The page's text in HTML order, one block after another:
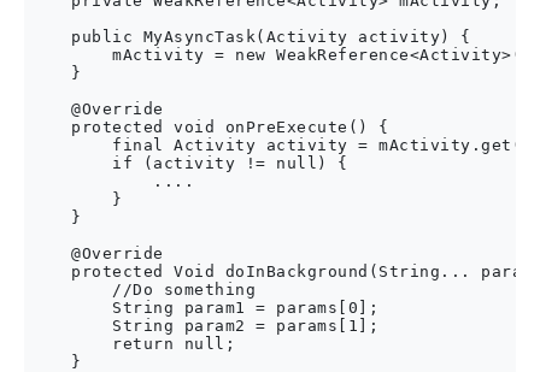
    public MyAsyncTask(Activity activity) {
mActivity = new
    }
    @Override
    protected void onPreExecute() {
final Activity activity =
        if (activity != null) {
            ....
        }
    }
    @Override
protected Void doInBackground(String...
        //Do something
        String param1 = params[0];
        String param2 = params[1];
        return null;
    }